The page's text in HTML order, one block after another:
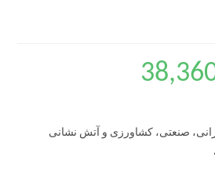
صنعتی، کشاورزی و آتش نشانی